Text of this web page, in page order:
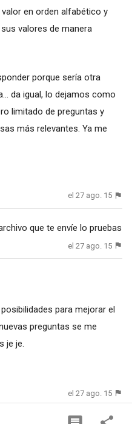
en orden alfabético y
valores de manera
porque sería otra
da igual, lo dejamos como
limitado de preguntas y
más relevantes. Ya me
el 27 ago. 15
que te envíe lo pruebas
el 27 ago. 15
para mejorar el
preguntas se me
je je.
el 27 ago. 15